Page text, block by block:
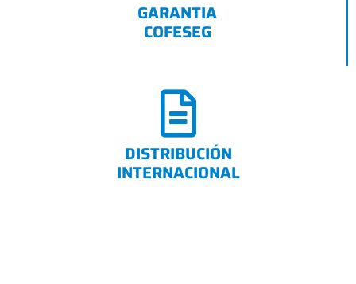
GARANTIA
COFESEG
DISTRIBUCIÓN
INTERNACIONAL